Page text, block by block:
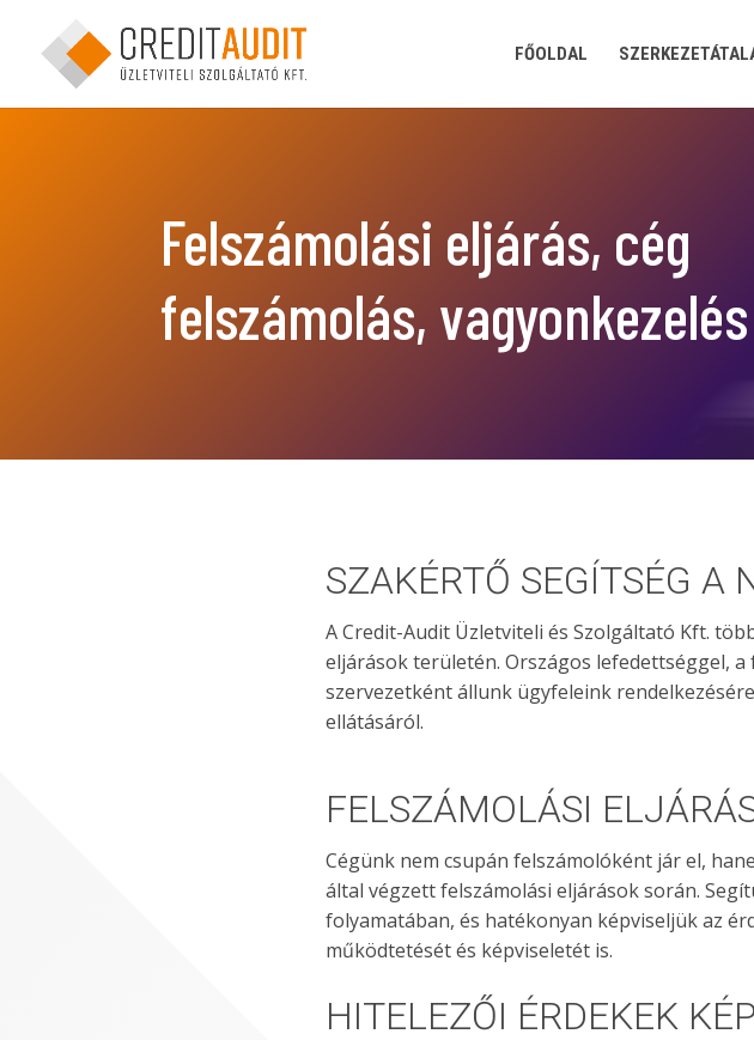
FŐOLDAL
Felszámolási eljárás, cég
felszámolás, vagyonkezelés
SZAKÉRTŐ SEGÍTSÉG A
A Credit-Audit Üzletviteli és Szolgáltató Kft.
eljárások területén. Országos lefedettséggel,
szervezetként állunk ügyfeleink
ellátásáról.
FELSZÁMOLÁSI
Cégünk nem csupán felszámolóként jár el,
által végzett felszámolási eljárások során.
folyamatában, és hatékonyan képviseljük az
működtetését és képviseletét is.
HITELEZŐI ÉRDEKEK